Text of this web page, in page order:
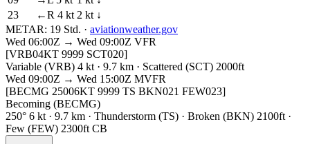
23
←R 4 kt 2 kt ↓
METAR: 19 Std. · aviationweather.gov
Wed 06:00Z → Wed 09:00Z VFR
[VRB04KT 9999 SCT020]
Variable (VRB) 4 kt · 9.7 km · Scattered (SCT) 2000ft
Wed 09:00Z → Wed 15:00Z MVFR
[BECMG 25006KT 9999 TS BKN021 FEW023]
Becoming (BECMG)
250° 6 kt · 9.7 km · Thunderstorm (TS) · Broken (BKN) 2100ft ·
Few (FEW) 2300ft CB